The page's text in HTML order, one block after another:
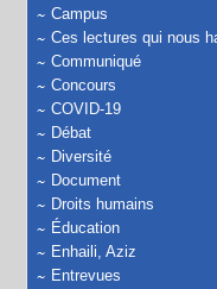
Campus
Ces lectures qui nous
Communiqué
Concours
COVID-19
Débat
Diversité
Document
Droits humains
Éducation
Enhaili, Aziz
Entrevues